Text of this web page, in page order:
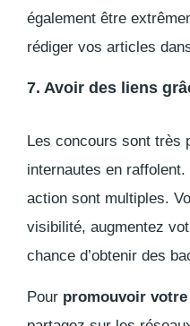
également être
rédiger vos articles
7. Avoir des liens
Les concours sont très
internautes en raffolent.
action sont multiples.
visibilité, augmentez
chance d’obtenir des
Pour promouvoir